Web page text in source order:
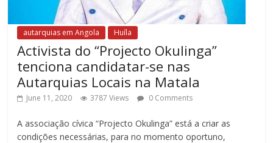
autarquias em Angola Huíla
Activista do “Projecto Okulinga”
tenciona candidatar-se nas
Autarquias Locais na Matala
June 11, 2020 3787 Views 0 Comments
A associação cívica “Projecto Okulinga” está a criar as
condições necessárias, para no momento oportuno,